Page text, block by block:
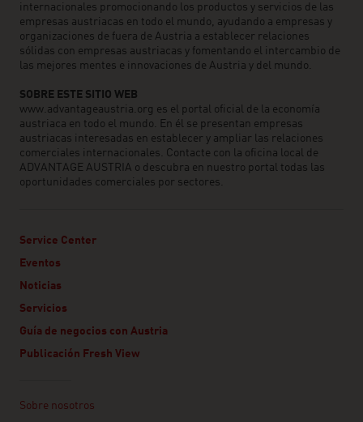
internacionales promocionando los productos y servicios de las
empresas austriacas en todo el mundo, ayudando a empresas y
organizaciones de fuera de Austria a establecer relaciones
sólidas con empresas austriacas y fomentando el intercambio de
las mejores mentes e innovaciones de Austria y del mundo.
SOBRE ESTE SITIO WEB
www.advantageaustria.org es el portal oficial de la economía
austriaca en todo el mundo. En él se presentan empresas
austriacas interesadas en establecer y ampliar las relaciones
comerciales internacionales. Contacte con la oficina local de
ADVANTAGE AUSTRIA o descubra en nuestro portal todas las
oportunidades comerciales por sectores.
Service Center
Eventos
Noticias
Servicios
Guía de negocios con Austria
Publicación Fresh View
Sobre nosotros